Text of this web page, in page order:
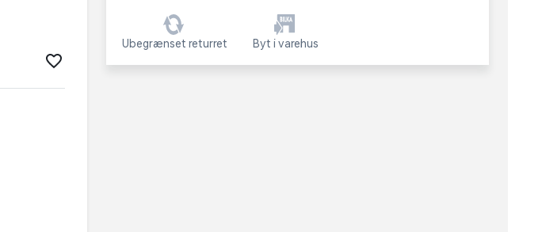
Ubegrænset returret Byt i varehus